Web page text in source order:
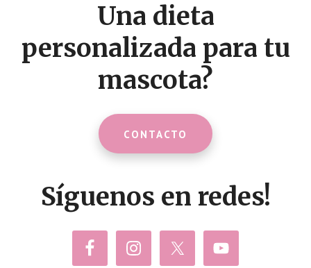
Una dieta
personalizada para tu
mascota?
CONTACTO
Síguenos en redes!